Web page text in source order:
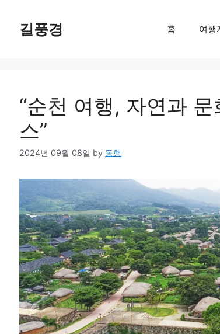
길풍경 홈 여행
“순천 여행, 자연과
스”
2024년 09월 08일 by 동행